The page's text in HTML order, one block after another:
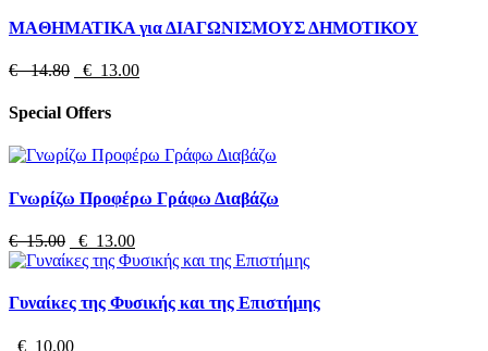
MAΘΗΜΑΤΙΚΑ για ΔΙΑΓΩΝΙΣΜΟΥΣ ΔΗΜΟΤΙΚΟΥ
€ 14.80 € 13.00
Special Offers
Γνωρίζω Προφέρω Γράφω Διαβάζω
€ 15.00 € 13.00
Γυναίκες της Φυσικής και της Επιστήμης
€ 10.00